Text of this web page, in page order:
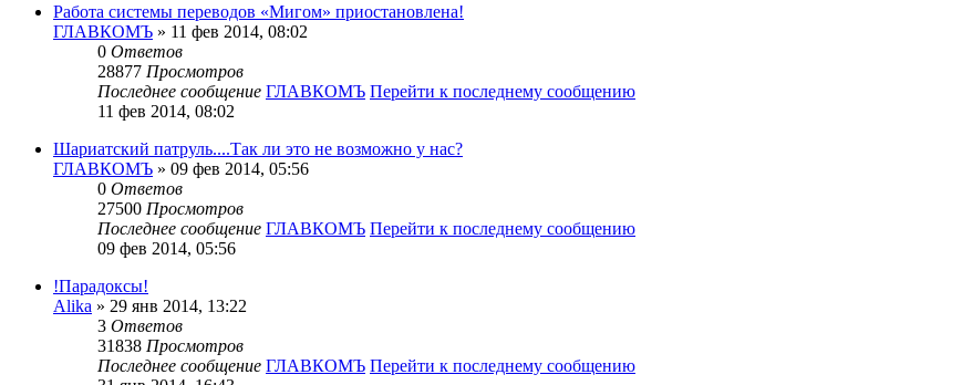
Работа системы переводов «Мигом» приостановлена!
ГЛАВКОМЪ » 11 фев 2014, 08:02
0 Ответов
28877 Просмотров
Последнее сообщение ГЛАВКОМЪ Перейти к последнему сообщению
11 фев 2014, 08:02
Шариатский патруль....Так ли это не возможно у нас?
ГЛАВКОМЪ » 09 фев 2014, 05:56
0 Ответов
27500 Просмотров
Последнее сообщение ГЛАВКОМЪ Перейти к последнему сообщению
09 фев 2014, 05:56
!Парадоксы!
Alika » 29 янв 2014, 13:22
3 Ответов
31838 Просмотров
Последнее сообщение ГЛАВКОМЪ Перейти к последнему сообщению